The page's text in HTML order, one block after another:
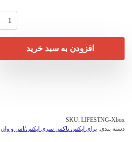
افزودن به سبد خرید
SKU: LIFESTNG-Xbox
دسته بندی: برای ایکس باکس سری ایکس/اس و وان